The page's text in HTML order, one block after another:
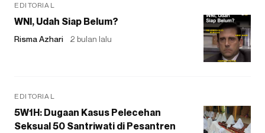
EDITORIAL
WNI, Udah Siap Belum?
Risma Azhari 2 bulan lalu
EDITORIAL
5W1H: Dugaan Kasus Pelecehan
Seksual 50 Santriwati di Pesantren